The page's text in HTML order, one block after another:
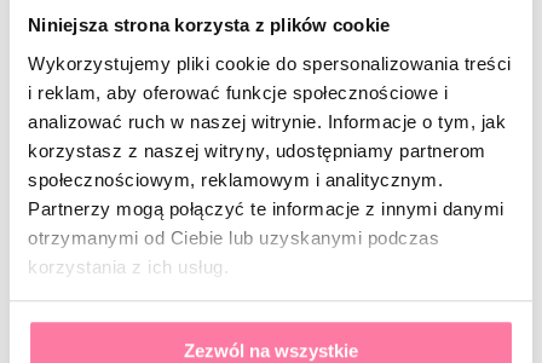
Niniejsza strona korzysta z plików cookie
Wykorzystujemy pliki cookie do spersonalizowania treści
i reklam, aby oferować funkcje społecznościowe i
analizować ruch w naszej witrynie. Informacje o tym, jak
korzystasz z naszej witryny, udostępniamy partnerom
społecznościowym, reklamowym i analitycznym.
Partnerzy mogą połączyć te informacje z innymi danymi
otrzymanymi od Ciebie lub uzyskanymi podczas
korzystania z ich usług.
Zezwól na wszystkie
Czego chcieć więcej? No właśnie nie wiem…
Masz już podane na tacy gotowe rozwiązanie
na biznes, karierę i ścieżkę zawodową, która
pozwoli Ci nie tylko realizować się w pracy, ale
także i poza nią. Wystarczy tylko podjąć
działanie. To co, widzimy się na kolejnej edycji
szkoły półrocznej? 😉
A poniżej pamiątkowe fotki z dziewczynami z
grupy GWIAZDEK i FARCIAREK! 🥰